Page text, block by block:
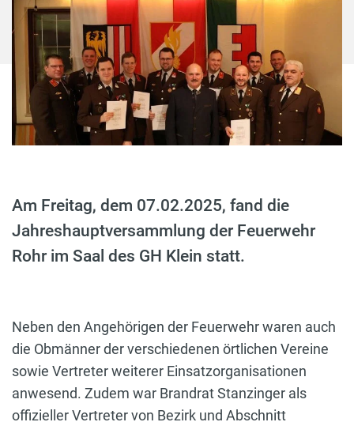
Am Freitag, dem 07.02.2025, fand die
Jahreshauptversammlung der Feuerwehr
Rohr im Saal des GH Klein statt.
Neben den Angehörigen der Feuerwehr waren auch
die Obmänner der verschiedenen örtlichen Vereine
sowie Vertreter weiterer Einsatzorganisationen
anwesend. Zudem war Brandrat Stanzinger als
offizieller Vertreter von Bezirk und Abschnitt